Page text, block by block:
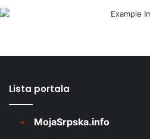
Lista portala
MojaSrpska.info